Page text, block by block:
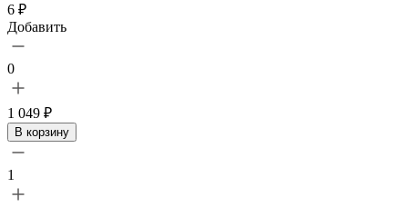
6 ₽
Добавить
0
1 049 ₽
В корзину
1